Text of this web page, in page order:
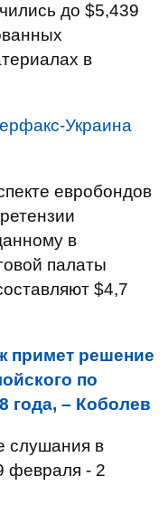
до $5,439
в
Украина
евробондов
в
палаты
$4,7
примет решение
по
года, – Коболев
слушания в
февраля - 2